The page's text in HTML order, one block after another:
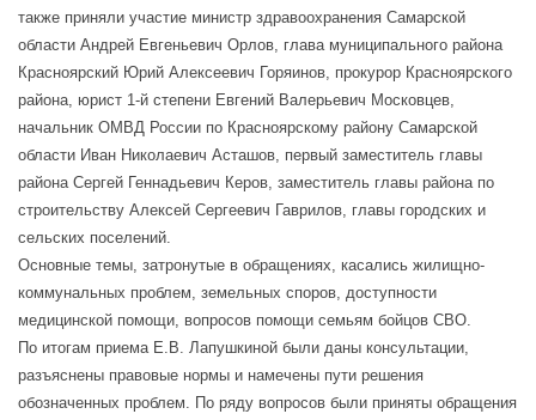
также приняли участие министр здравоохранения Самарской
области Андрей Евгеньевич Орлов, глава муниципального района
Красноярский Юрий Алексеевич Горяинов, прокурор Красноярского
района, юрист 1-й степени Евгений Валерьевич Московцев,
начальник ОМВД России по Красноярскому району Самарской
области Иван Николаевич Асташов, первый заместитель главы
района Сергей Геннадьевич Керов, заместитель главы района по
строительству Алексей Сергеевич Гаврилов, главы городских и
сельских поселений.
Основные темы, затронутые в обращениях, касались жилищно-
коммунальных проблем, земельных споров, доступности
медицинской помощи, вопросов помощи семьям бойцов СВО.
По итогам приема Е.В. Лапушкиной были даны консультации,
разъяснены правовые нормы и намечены пути решения
обозначенных проблем. По ряду вопросов были приняты обращения